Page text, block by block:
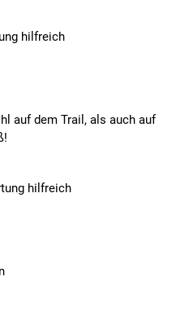
hilfreich
auf dem Trail, als auch auf
hilfreich